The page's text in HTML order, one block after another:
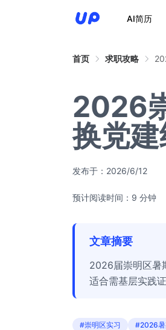
AI简历
首页 求职攻略
2026
换党建
发布于： 2026/6/12
预计阅读时间：9 分钟
文章摘要
2026届崇明区暑
适合需基层实践证
#崇明区实习 #2026暑